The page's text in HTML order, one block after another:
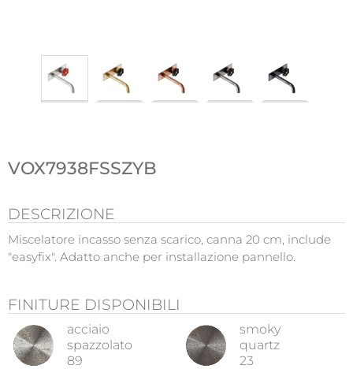
VOX7938FSSZYB
DESCRIZIONE
Miscelatore incasso senza scarico, canna 20 cm, include
"easyfix". Adatto anche per installazione pannello.
FINITURE DISPONIBILI
acciaio
spazzolato
89
smoky
quartz
23